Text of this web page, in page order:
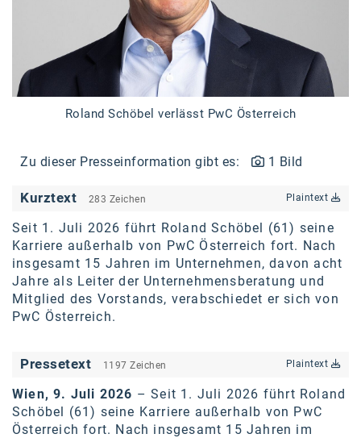
Enkeltaugliches Österreich
Gillette
GrECo
GYNIAL
Helvetia Österreich
Interzero
karriere.at
Ketchum GmbH
Kyndryl
Roland Schöbel verlässt PwC Österreich
Zu dieser Presseinformation gibt es: 1 Bild
Kurztext 283 Zeichen Plaintext
Seit 1. Juli 2026 führt Roland Schöbel (61) seine
Karriere außerhalb von PwC Österreich fort. Nach
insgesamt 15 Jahren im Unternehmen, davon acht
Jahre als Leiter der Unternehmensberatung und
Mitglied des Vorstands, verabschiedet er sich von
PwC Österreich.
Pressetext 1197 Zeichen Plaintext
Wien, 9. Juli 2026 – Seit 1. Juli 2026 führt Roland
Schöbel (61) seine Karriere außerhalb von PwC
Österreich fort. Nach insgesamt 15 Jahren im